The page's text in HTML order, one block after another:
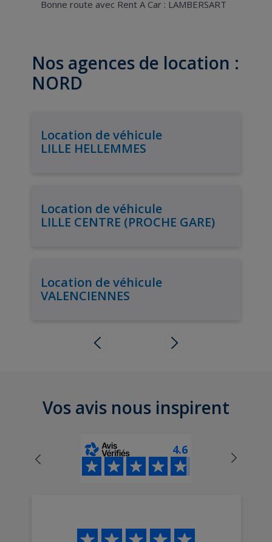
Bonne route avec Rent A Car : LAMBERSART
Nos agences de location :
NORD
Location de véhicule
LILLE HELLEMMES
Location de véhicule
LILLE CENTRE (PROCHE GARE)
Location de véhicule
VALENCIENNES
Vos avis nous inspirent
4.6